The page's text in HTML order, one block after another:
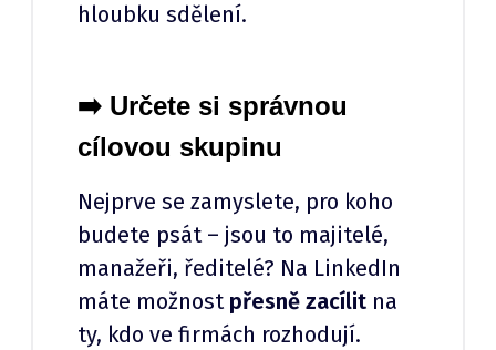
hloubku sdělení.
➡️ Určete si správnou
cílovou skupinu
Nejprve se zamyslete, pro koho
budete psát – jsou to majitelé,
manažeři, ředitelé? Na LinkedIn
máte možnost přesně zacílit na
ty, kdo ve firmách rozhodují.